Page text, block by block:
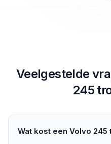
Veelgestelde
245
Wat kost een Volvo 245